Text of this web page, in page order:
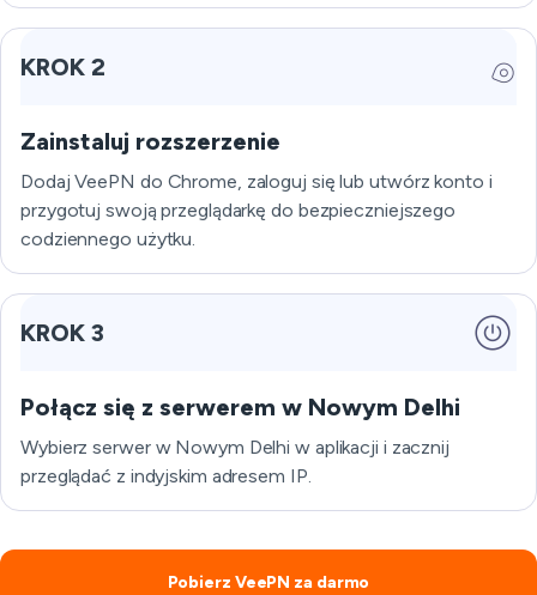
KROK 2
Zainstaluj rozszerzenie
Dodaj VeePN do Chrome, zaloguj się lub utwórz konto i
przygotuj swoją przeglądarkę do bezpieczniejszego
codziennego użytku.
KROK 3
Połącz się z serwerem w Nowym Delhi
Wybierz serwer w Nowym Delhi w aplikacji i zacznij
przeglądać z indyjskim adresem IP.
Pobierz VeePN za darmo